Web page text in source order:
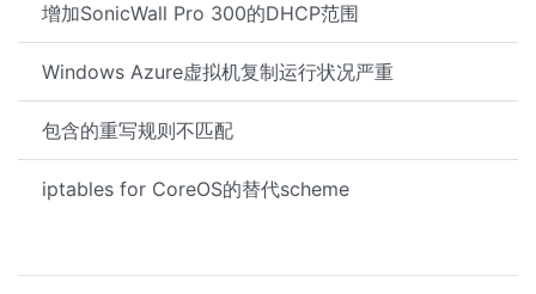
增加SonicWall Pro 300的DHCP范围
Windows Azure虚拟机复制运行状况严重
包含的重写规则不匹配
iptables for CoreOS的替代scheme